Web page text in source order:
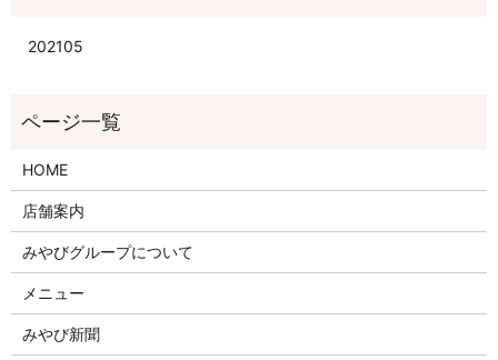
202105
HOME
店舗案内
みやびグループについて
メニュー
みやび新聞